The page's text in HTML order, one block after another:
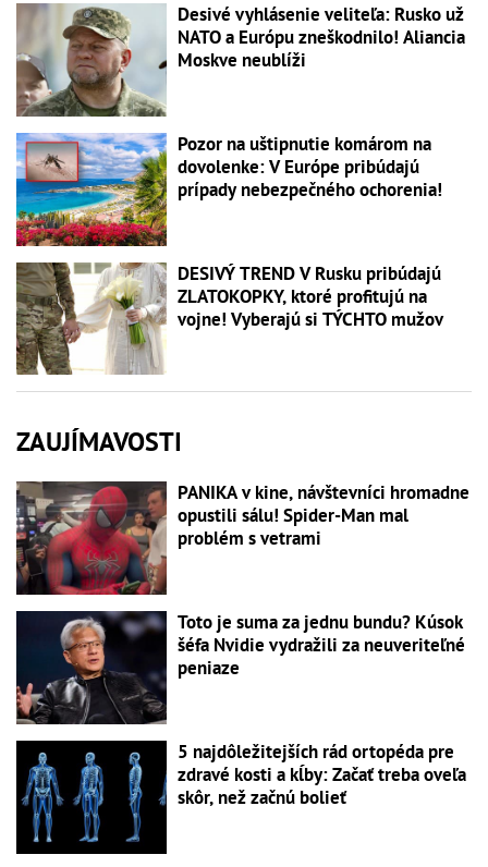
Desivé vyhlásenie veliteľa: Rusko už
NATO a Európu zneškodnilo! Aliancia
Moskve neublíži
Pozor na uštipnutie komárom na
dovolenke: V Európe pribúdajú
prípady nebezpečného ochorenia!
DESIVÝ TREND V Rusku pribúdajú
ZLATOKOPKY, ktoré profitujú na
vojne! Vyberajú si TÝCHTO mužov
ZAUJÍMAVOSTI
PANIKA v kine, návštevníci hromadne
opustili sálu! Spider-Man mal
problém s vetrami
Toto je suma za jednu bundu? Kúsok
šéfa Nvidie vydražili za neuveriteľné
peniaze
5 najdôležitejších rád ortopéda pre
zdravé kosti a kĺby: Začať treba oveľa
skôr, než začnú bolieť